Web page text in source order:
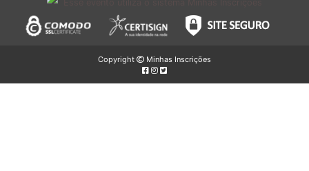
Copyright Minhas Inscrições